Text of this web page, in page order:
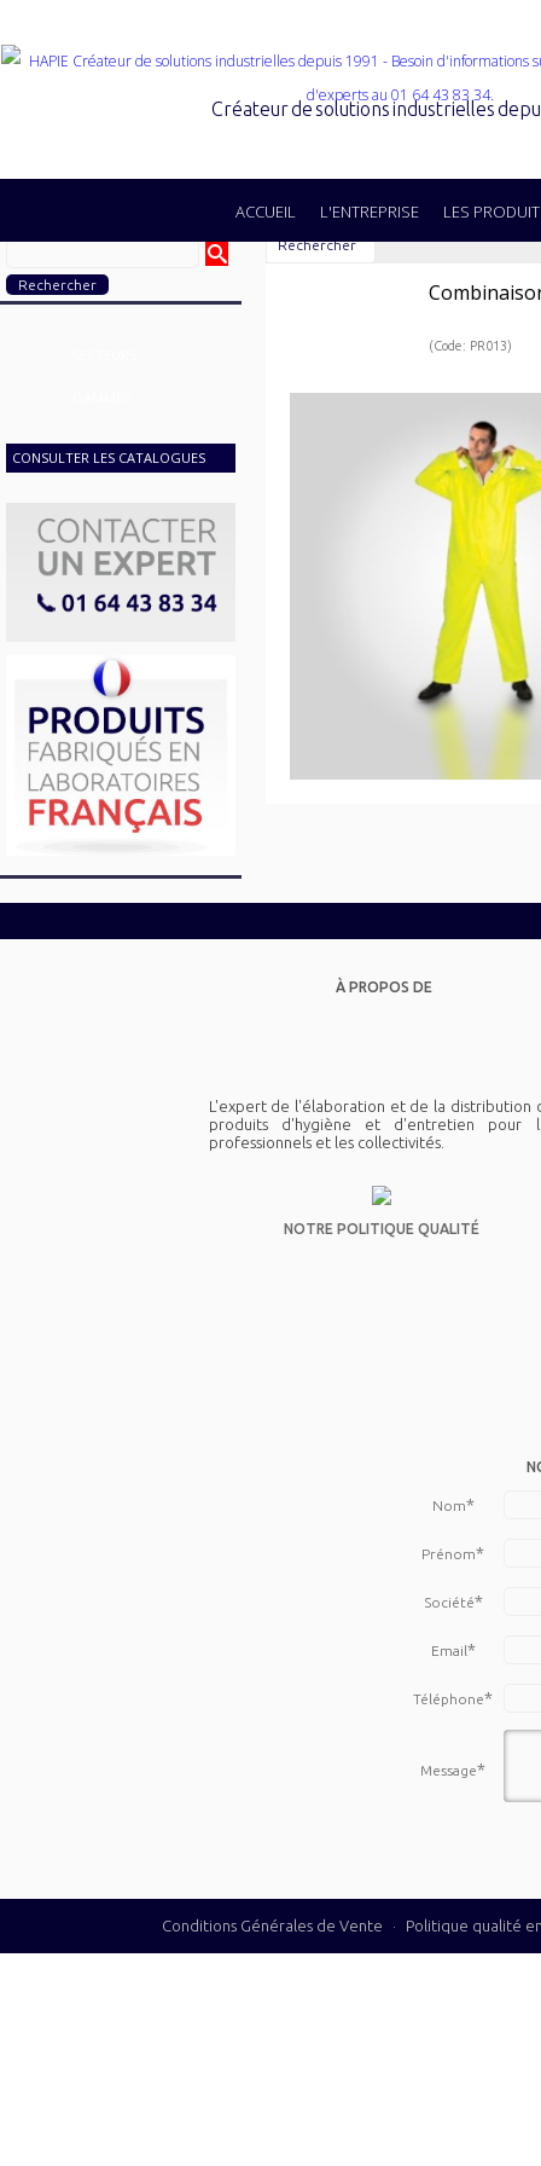
Créateur de solutions industrielles
ACCUEIL L'ENTREPRISE LES
CONSULTER LES CATALOGUES
Rechercher
(Code: PR013)
À PROPOS DE
L'expert de l'élaboration et de la distribution
produits d'hygiène et d'entretien pour
professionnels et les collectivités.
NOTRE POLITIQUE QUALITÉ
Nom*
Prénom*
Société*
Email*
Téléphone*
Message*
Conditions Générales de Vente · Politique qualité